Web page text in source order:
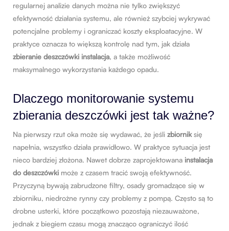
regularnej analizie danych można nie tylko zwiększyć
efektywność działania systemu, ale również szybciej wykrywać
potencjalne problemy i ograniczać koszty eksploatacyjne. W
praktyce oznacza to większą kontrolę nad tym, jak działa
zbieranie deszczówki instalacja, a także możliwość
maksymalnego wykorzystania każdego opadu.
Dlaczego monitorowanie systemu
zbierania deszczówki jest tak ważne?
Na pierwszy rzut oka może się wydawać, że jeśli zbiorniksię
napełnia, wszystko działa prawidłowo. W praktyce sytuacja jest
nieco bardziej złożona. Nawet dobrze zaprojektowana instalacja
do deszczówki może z czasem tracić swoją efektywność.
Przyczyną bywają zabrudzone filtry, osady gromadzące się w
zbiorniku, niedrożne rynny czy problemy z pompą. Często są to
drobne usterki, które początkowo pozostają niezauważone,
jednak z biegiem czasu mogą znacząco ograniczyć ilość